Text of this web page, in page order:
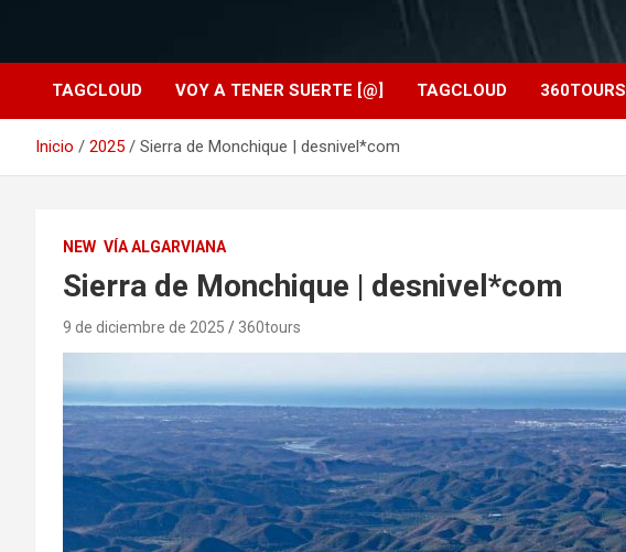
TAGCLOUD VOY A TENER SUERTE [@] TAGCLOUD 360TOURS
Inicio 2025 Sierra de Monchique | desnivel*com
NEW VÍA ALGARVIANA
Sierra de Monchique | desnivel*com
9 de diciembre de 2025 360tours